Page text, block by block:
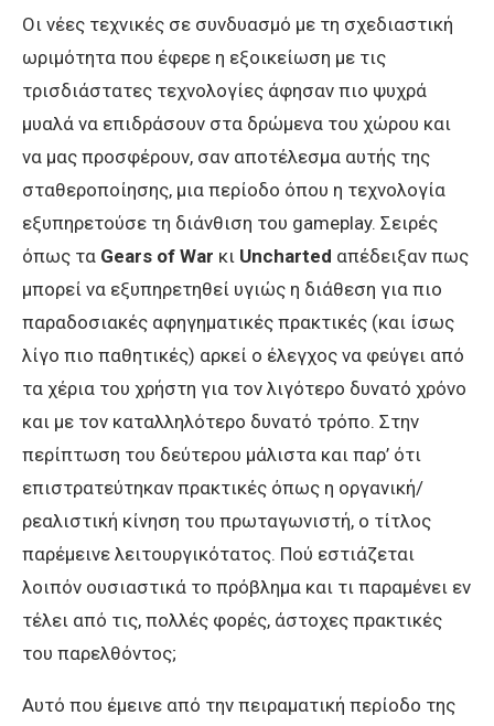
Οι νέες τεχνικές σε συνδυασμό με τη σχεδιαστική
ωριμότητα που έφερε η εξοικείωση με τις
τρισδιάστατες τεχνολογίες άφησαν πιο ψυχρά
μυαλά να επιδράσουν στα δρώμενα του χώρου και
να μας προσφέρουν, σαν αποτέλεσμα αυτής της
σταθεροποίησης, μια περίοδο όπου η τεχνολογία
εξυπηρετούσε τη διάνθιση του gameplay. Σειρές
όπως τα Gears of War κι Uncharted απέδειξαν πως
μπορεί να εξυπηρετηθεί υγιώς η διάθεση για πιο
παραδοσιακές αφηγηματικές πρακτικές (και ίσως
λίγο πιο παθητικές) αρκεί ο έλεγχος να φεύγει από
τα χέρια του χρήστη για τον λιγότερο δυνατό χρόνο
και με τον καταλληλότερο δυνατό τρόπο. Στην
περίπτωση του δεύτερου μάλιστα και παρ’ ότι
επιστρατεύτηκαν πρακτικές όπως η οργανική/
ρεαλιστική κίνηση του πρωταγωνιστή, ο τίτλος
παρέμεινε λειτουργικότατος. Πού εστιάζεται
λοιπόν ουσιαστικά το πρόβλημα και τι παραμένει εν
τέλει από τις, πολλές φορές, άστοχες πρακτικές
του παρελθόντος;
Αυτό που έμεινε από την πειραματική περίοδο της